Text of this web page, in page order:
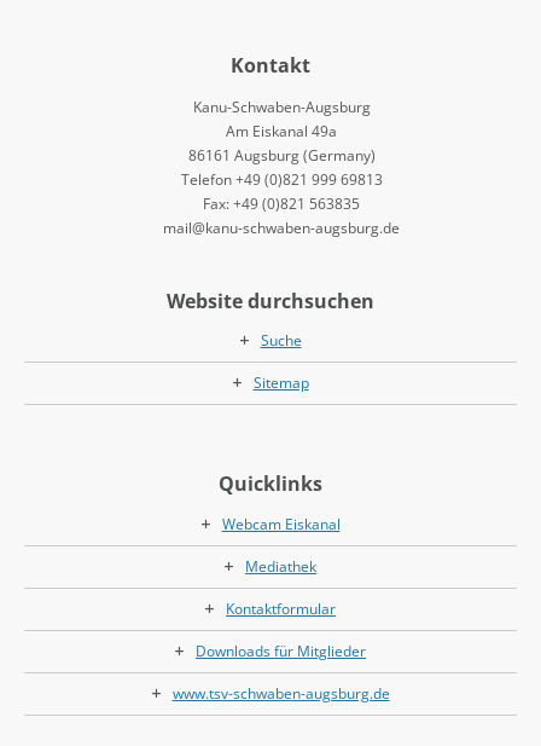
Kontakt
Kanu-Schwaben-Augsburg
Am Eiskanal 49a
86161 Augsburg (Germany)
Telefon +49 (0)821 999 69813
Fax: +49 (0)821 563835
mail@kanu-schwaben-augsburg.de
Website durchsuchen
Suche
Sitemap
Quicklinks
Webcam Eiskanal
Mediathek
Kontaktformular
Downloads für Mitglieder
www.tsv-schwaben-augsburg.de